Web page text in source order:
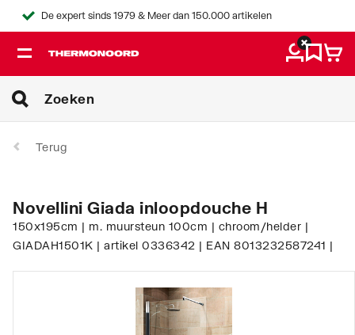
De expert sinds 1979 & Meer dan 150.000 artikelen
Terug
Novellini Giada inloopdouche H
150x195cm | m. muursteun 100cm | chroom/helder |
GIADAH1501K | artikel 0336342 | EAN 8013232587241 |